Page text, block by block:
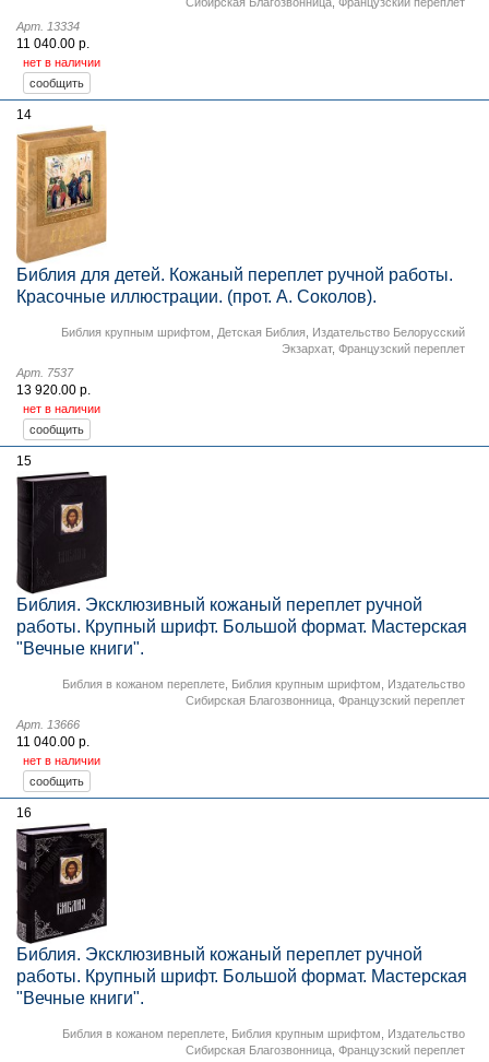
Арт. 13334
11 040.00 р.
нет в наличии
14
Библия для детей. Кожаный переплет ручной работы.
Красочные иллюстрации. (прот. А. Соколов).
Библия крупным шрифтом Детская Библия
Издательство Белорусский
Экзархат, Французский переплет
Арт. 7537
13 920.00 р.
нет в наличии
15
Библия. Эксклюзивный кожаный переплет ручной
работы. Крупный шрифт. Большой формат. Мастерская
"Вечные книги".
Библия в кожаном переплете Библия крупным шрифтом
Издательство
Сибирская Благозвонница Французский переплет
Арт. 13666
11 040.00 р.
нет в наличии
16
Библия. Эксклюзивный кожаный переплет ручной
работы. Крупный шрифт. Большой формат. Мастерская
"Вечные книги".
Библия в кожаном переплете Библия крупным шрифтом
Издательство
Сибирская Благозвонница Французский переплет